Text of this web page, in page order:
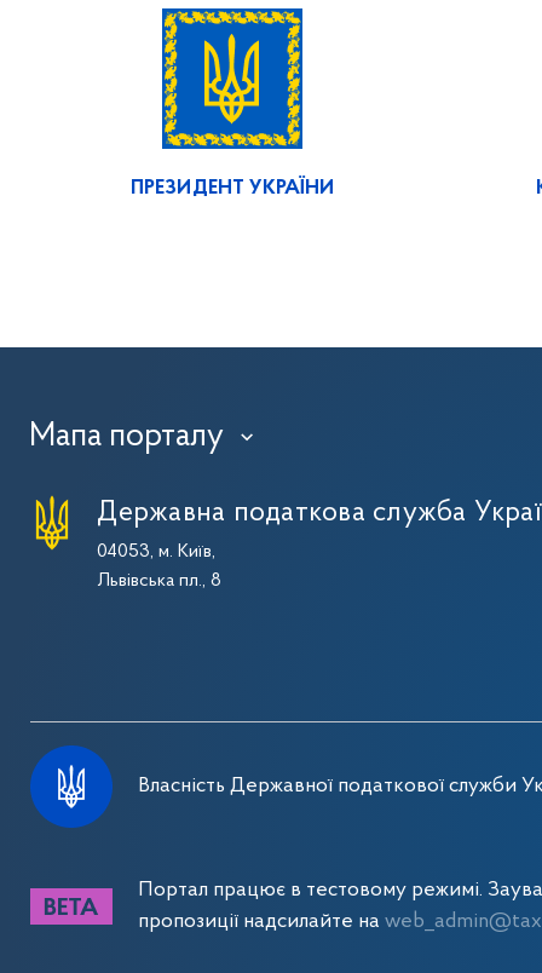
ПРЕЗИДЕНТ УКРАЇНИ
Мапа порталу ›
Державна податкова служба
04053, м. Київ,
Львівська пл., 8
Власність Державної податкової служби
Портал працює в тестовому режимі.
пропозиції надсилайте на